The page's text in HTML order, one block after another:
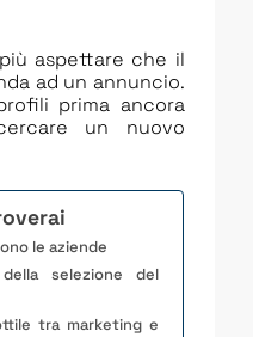
aspettare che il
ad un annuncio.
prima ancora
un nuovo
le aziende
selezione del
tra marketing e